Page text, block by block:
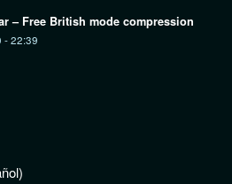
– Free British mode compression
- 22:39